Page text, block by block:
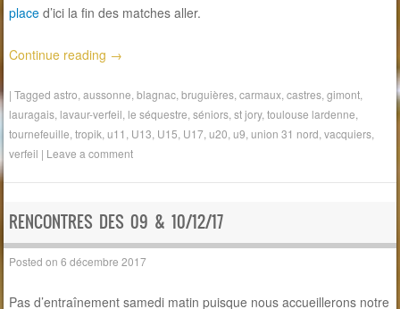
place d’ici la fin des matches aller.
Continue reading →
|Taggedastro ,aussonne ,blagnac ,bruguières ,carmaux ,castres ,gimont
lauragais lavaur-verfeil le séquestre ,séniors ,st jory,toulouse lardenne
tournefeuille ,tropik ,u11 U13 U15 U17 ,u20 ,u9 ,union 31 nord ,vacquiers
verfeil | Leave a comment
RENCONTRES DES 09 & 10/12/17
Posted on6 décembre 2017
Pas d’entraînement samedi matin puisque nous accueillerons notre